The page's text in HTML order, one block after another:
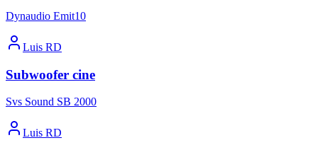
Dynaudio Emit10
Luis RD
Subwoofer cine
Svs Sound SB 2000
Luis RD